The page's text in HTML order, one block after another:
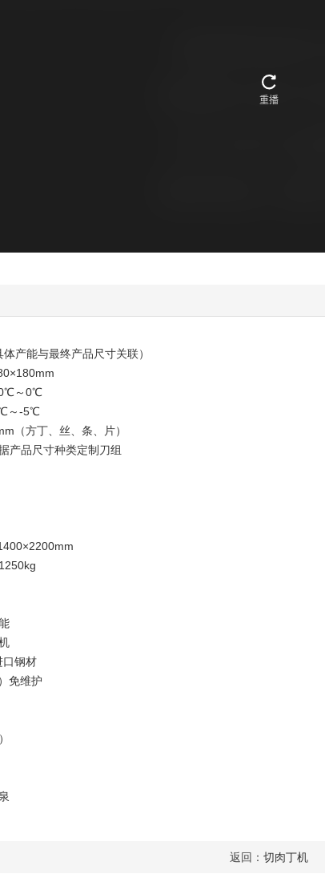
产能与最终产品尺寸关联）
～0℃
～-5℃
（方丁、丝、条、片）
产品尺寸种类定制刀组
口钢材
免维护
返回： 切肉丁机